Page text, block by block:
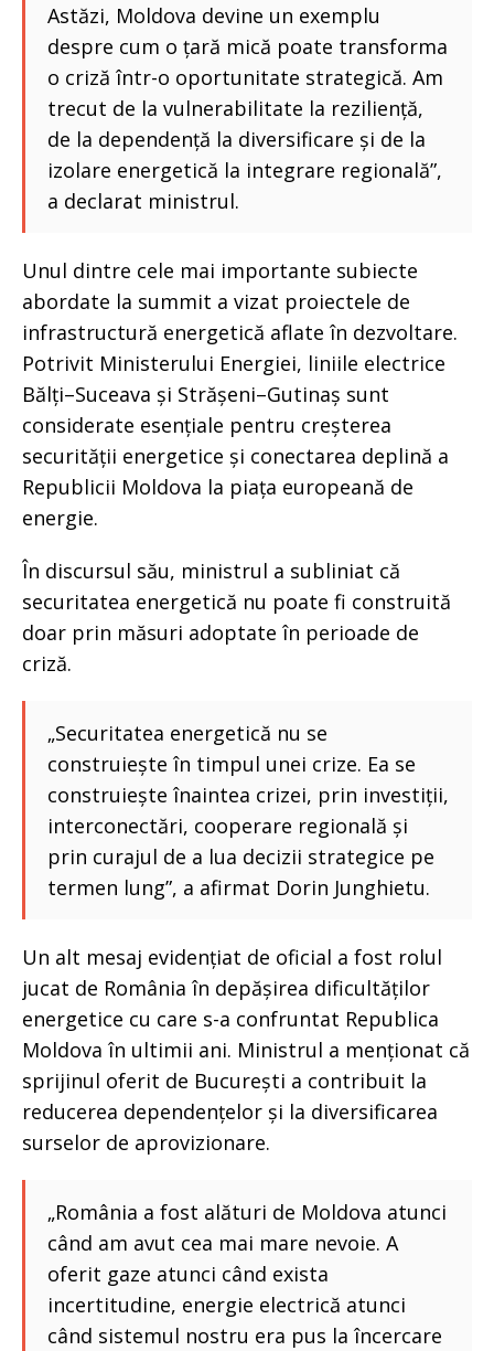
Astăzi, Moldova devine un exemplu
despre cum o țară mică poate transforma
o criză într-o oportunitate strategică. Am
trecut de la vulnerabilitate la reziliență,
de la dependență la diversificare și de la
izolare energetică la integrare regională”,
a declarat ministrul.
Unul dintre cele mai importante subiecte
abordate la summit a vizat proiectele de
infrastructură energetică aflate în dezvoltare.
Potrivit Ministerului Energiei, liniile electrice
Bălți–Suceava și Strășeni–Gutinaș sunt
considerate esențiale pentru creșterea
securității energetice și conectarea deplină a
Republicii Moldova la piața europeană de
energie.
În discursul său, ministrul a subliniat că
securitatea energetică nu poate fi construită
doar prin măsuri adoptate în perioade de
criză.
„Securitatea energetică nu se
construiește în timpul unei crize. Ea se
construiește înaintea crizei, prin investiții,
interconectări, cooperare regională și
prin curajul de a lua decizii strategice pe
termen lung”, a afirmat Dorin Junghietu.
Un alt mesaj evidențiat de oficial a fost rolul
jucat de România în depășirea dificultăților
energetice cu care s-a confruntat Republica
Moldova în ultimii ani. Ministrul a menționat că
sprijinul oferit de București a contribuit la
reducerea dependențelor și la diversificarea
surselor de aprovizionare.
„România a fost alături de Moldova atunci
când am avut cea mai mare nevoie. A
oferit gaze atunci când exista
incertitudine, energie electrică atunci
când sistemul nostru era pus la încercare